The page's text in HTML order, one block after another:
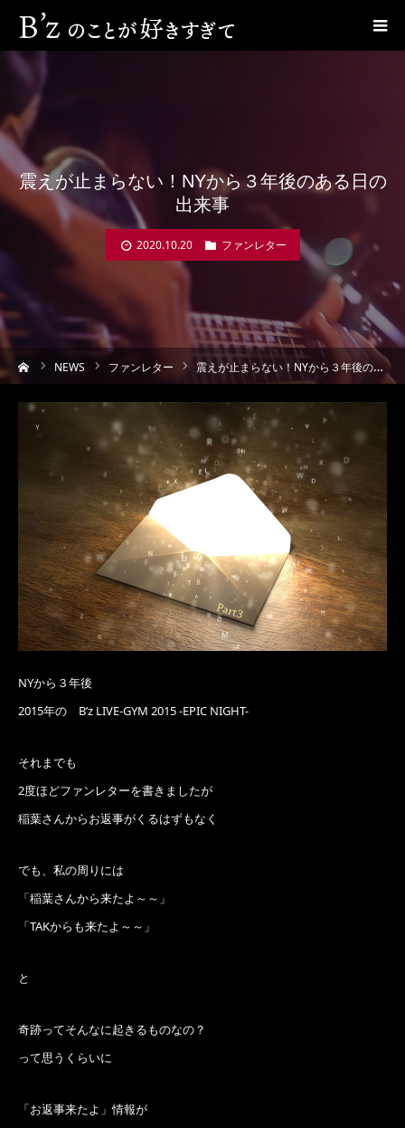
震えが止まらない！NYから３年後のある日の
出来事
2020.10.20 ファンレター
NEWS ファンレター 震えが止まらない！NYから３年後のある日の出来事
NYから３年後
2015年の B’z LIVE-GYM 2015 -EPIC NIGHT-
それまでも
2度ほどファンレターを書きましたが
稲葉さんからお返事がくるはずもなく
でも、私の周りには
「稲葉さんから来たよ～～」
「TAKからも来たよ～～」
と
奇跡ってそんなに起きるものなの？
って思うくらいに
「お返事来たよ」情報が